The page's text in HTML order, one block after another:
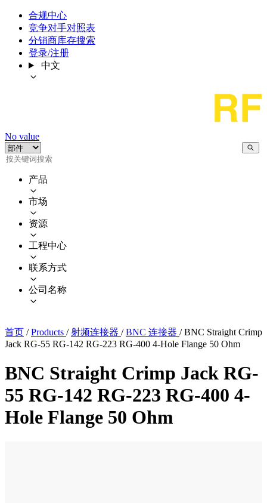
合规中心
竞争对手对照表
分销商库存搜索
登录/注册
中文
No value
产品
市场
资源
工程中心
联系方式
公司名称
首页 / Products / 射频连接器 / BNC 连接器 / BNC Straight Crimp
Jack RG-55 RG-142 RG-223 RG-400 4-Hole Flange 50 Ohm
BNC Straight Crimp Jack RG-
55 RG-142 RG-223 RG-400 4-
Hole Flange 50 Ohm